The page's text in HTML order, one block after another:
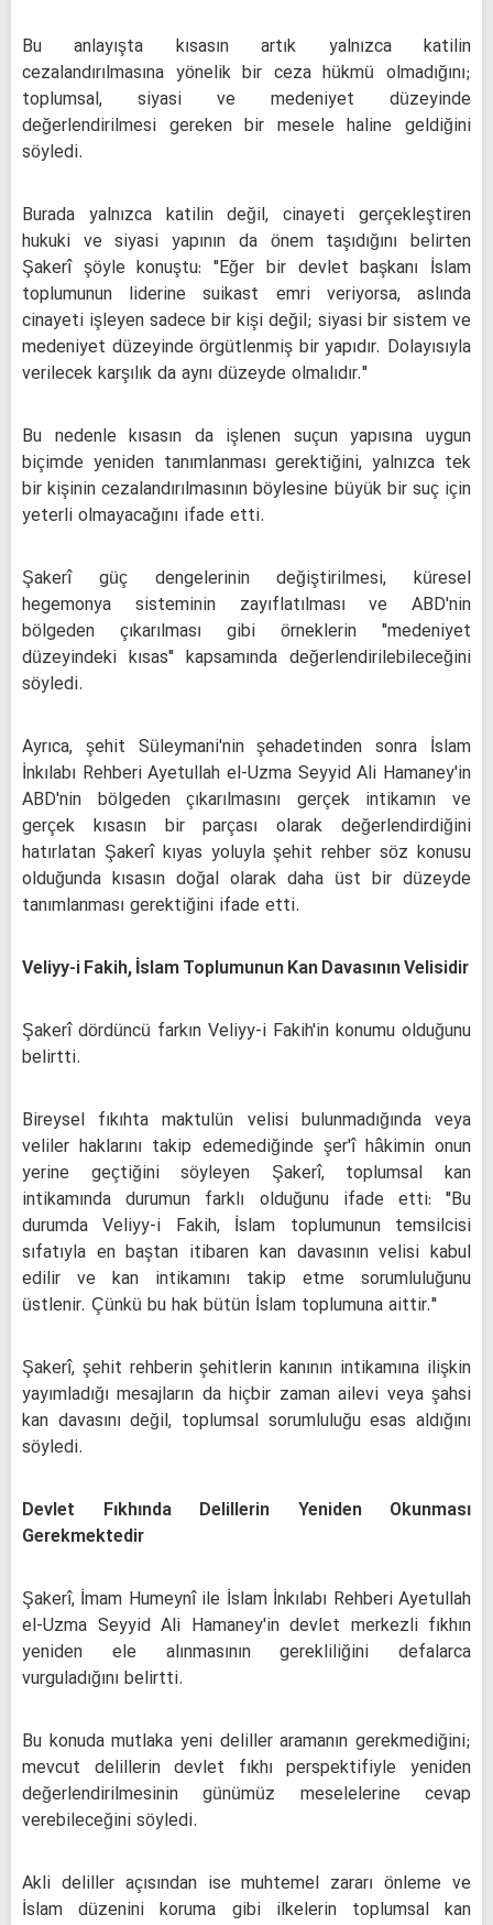
Bu anlayışta kısasın artık yalnızca katilin
cezalandırılmasına yönelik bir ceza hükmü olmadığını;
toplumsal, siyasi ve medeniyet düzeyinde
değerlendirilmesi gereken bir mesele haline geldiğini
söyledi.
Burada yalnızca katilin değil, cinayeti gerçekleştiren
hukuki ve siyasi yapının da önem taşıdığını belirten
Şakerî şöyle konuştu: "Eğer bir devlet başkanı İslam
toplumunun liderine suikast emri veriyorsa, aslında
cinayeti işleyen sadece bir kişi değil; siyasi bir sistem ve
medeniyet düzeyinde örgütlenmiş bir yapıdır. Dolayısıyla
verilecek karşılık da aynı düzeyde olmalıdır."
Bu nedenle kısasın da işlenen suçun yapısına uygun
biçimde yeniden tanımlanması gerektiğini, yalnızca tek
bir kişinin cezalandırılmasının böylesine büyük bir suç için
yeterli olmayacağını ifade etti.
Şakerî güç dengelerinin değiştirilmesi, küresel
hegemonya sisteminin zayıflatılması ve ABD'nin
bölgeden çıkarılması gibi örneklerin "medeniyet
düzeyindeki kısas" kapsamında değerlendirilebileceğini
söyledi.
Ayrıca, şehit Süleymani'nin şehadetinden sonra İslam
İnkılabı Rehberi Ayetullah el-Uzma Seyyid Ali Hamaney'in
ABD'nin bölgeden çıkarılmasını gerçek intikamın ve
gerçek kısasın bir parçası olarak değerlendirdiğini
hatırlatan Şakerî kıyas yoluyla şehit rehber söz konusu
olduğunda kısasın doğal olarak daha üst bir düzeyde
tanımlanması gerektiğini ifade etti.
Veliyy-i Fakih, İslam Toplumunun Kan Davasının Velisidir
Şakerî dördüncü farkın Veliyy-i Fakih'in konumu olduğunu
belirtti.
Bireysel fıkıhta maktulün velisi bulunmadığında veya
veliler haklarını takip edemediğinde şer'î hâkimin onun
yerine geçtiğini söyleyen Şakerî, toplumsal kan
intikamında durumun farklı olduğunu ifade etti: "Bu
durumda Veliyy-i Fakih, İslam toplumunun temsilcisi
sıfatıyla en baştan itibaren kan davasının velisi kabul
edilir ve kan intikamını takip etme sorumluluğunu
üstlenir. Çünkü bu hak bütün İslam toplumuna aittir."
Şakerî, şehit rehberin şehitlerin kanının intikamına ilişkin
yayımladığı mesajların da hiçbir zaman ailevi veya şahsi
kan davasını değil, toplumsal sorumluluğu esas aldığını
söyledi.
Devlet Fıkhında Delillerin Yeniden Okunması
Gerekmektedir
Şakerî, İmam Humeynî ile İslam İnkılabı Rehberi Ayetullah
el-Uzma Seyyid Ali Hamaney'in devlet merkezli fıkhın
yeniden ele alınmasının gerekliliğini defalarca
vurguladığını belirtti.
Bu konuda mutlaka yeni deliller aramanın gerekmediğini;
mevcut delillerin devlet fıkhı perspektifiyle yeniden
değerlendirilmesinin günümüz meselelerine cevap
verebileceğini söyledi.
Akli deliller açısından ise muhtemel zararı önleme ve
İslam düzenini koruma gibi ilkelerin toplumsal kan